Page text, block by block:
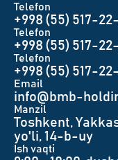
Telefon
+998 (55) 517-
Telefon
+998 (55) 517-
Telefon
+998 (55) 517-
Email
info@bmb-
Manzil
Toshkent,
yo'li, 14-b-uy
Ish vaqti